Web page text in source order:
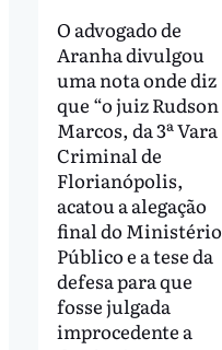
O advogado de
Aranha divulgou
uma nota onde diz
que “o juiz Rudson
Marcos, da 3ª Vara
Criminal de
Florianópolis,
acatou a alegação
final do Ministério
Público e a tese da
defesa para que
fosse julgada
improcedente a